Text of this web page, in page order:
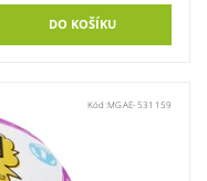
Kód: MGAE-531159